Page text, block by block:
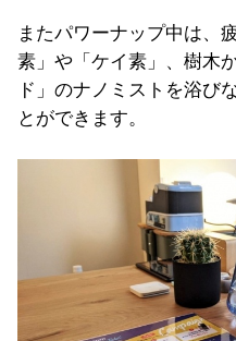
またパワーナップ中は、
素」や「ケイ素」、樹木
ド」のナノミストを浴び
とができます。